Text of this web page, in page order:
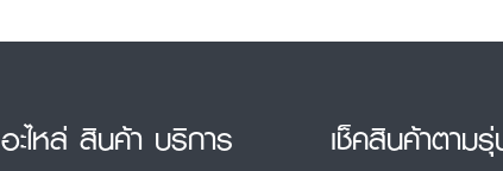
อะไหล่ สินค้า บริการ เช็คสินค้าตาม